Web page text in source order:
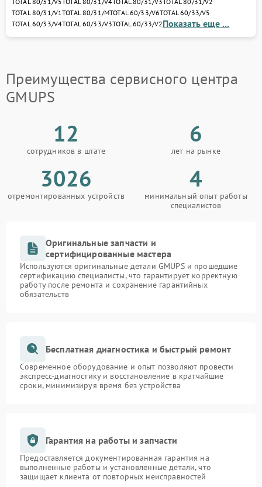
диагностику, устраним неисправности и
восстановим ваш ИБП или стабилизатор с
гарантией качества.
TOTAL 80/31/V1TOTAL 80/31/MTOTAL 60/33/V6TOTAL 60/33/V5
TOTAL 60/33/V4TOTAL 60/33/V3TOTAL 60/33/V2Показать еще ...
Преимущества сервисного центра
GMUPS
12
сотрудников в штате
6
лет на рынке
3026
отремонтированных устройств
4
минимальный опыт работы
специалистов
Оригинальные запчасти и
сертифицированные мастера
Используются оригинальные детали GMUPS и прошедшие
сертификацию специалисты, что гарантирует корректную
работу после ремонта и сохранение гарантийных
обязательств
Бесплатная диагностика и быстрый ремонт
Современное оборудование и опыт позволяют провести
экспресс-диагностику и восстановление в кратчайшие
сроки, минимизируя время без устройства
Гарантия на работы и запчасти
Предоставляется документированная гарантия на
выполненные работы и установленные детали, что
защищает клиента от повторных неисправностей